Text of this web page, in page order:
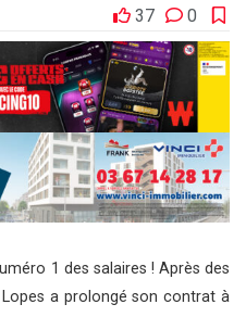
37 0
1 des salaires ! Après des
a prolongé son contrat à